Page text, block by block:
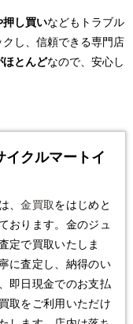
押し買いなどもトラブル
し、信頼できる専門店
ほとんどなので、安心し
イクルマートイ
、金買取をはじめと
おります。金のジュ
定で買取いたしま
に査定し、納得のい
即日現金でのお支払
取をご利用いただけ